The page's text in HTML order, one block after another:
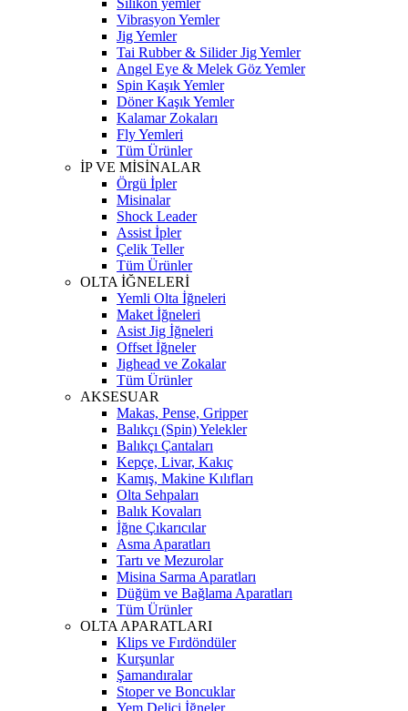
Silikon yemler
Vibrasyon Yemler
Jig Yemler
Tai Rubber & Silider Jig Yemler
Angel Eye & Melek Göz Yemler
Spin Kaşık Yemler
Döner Kaşık Yemler
Kalamar Zokaları
Fly Yemleri
Tüm Ürünler
İP VE MİSİNALAR
Örgü İpler
Misinalar
Shock Leader
Assist İpler
Çelik Teller
Tüm Ürünler
OLTA İĞNELERİ
Yemli Olta İğneleri
Maket İğneleri
Asist Jig İğneleri
Offset İğneler
Jighead ve Zokalar
Tüm Ürünler
AKSESUAR
Makas, Pense, Gripper
Balıkçı (Spin) Yelekler
Balıkçı Çantaları
Kepçe, Livar, Kakıç
Kamış, Makine Kılıfları
Olta Sehpaları
Balık Kovaları
İğne Çıkarıcılar
Asma Aparatları
Tartı ve Mezurolar
Misina Sarma Aparatları
Düğüm ve Bağlama Aparatları
Tüm Ürünler
OLTA APARATLARI
Klips ve Fırdöndüler
Kurşunlar
Şamandıralar
Stoper ve Boncuklar
Yem Delici İğneler